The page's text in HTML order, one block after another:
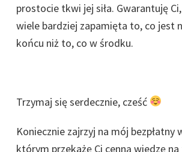
prostocie tkwi jej siła. Gwarantuję
wiele bardziej zapamięta to, co jest
końcu niż to, co w środku.
Trzymaj się serdecznie, cześć
Koniecznie zajrzyj na mój bezpłatny
którym przekażę Ci cenną wiedzę